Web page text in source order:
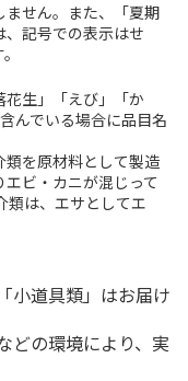
せん。また、「夏期
記号での表示はせ
生」「えび」「か
んでいる場合に品目名
を原材料として製造
ビ・カニが混じって
類は、エサとしてエ
小道具類」はお届け
どの環境により、実